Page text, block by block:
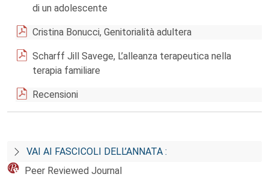
di un adolescente
Cristina Bonucci, Genitorialità adultera
Scharff Jill Savege, L’alleanza terapeutica nella
terapia familiare
Recensioni
VAI AI FASCICOLI DELL’ANNATA :
Peer Reviewed Journal